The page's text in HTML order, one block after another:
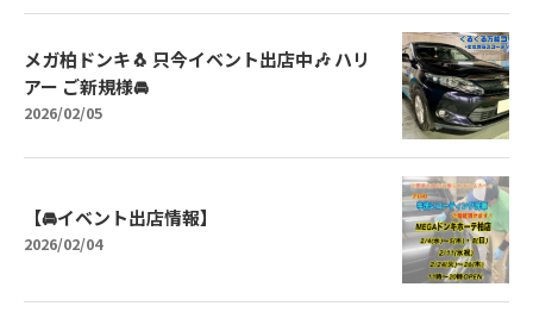
メガ柏ドンキ🐧 只今イベント出店中🎶 ハリ
アー ご新規様🚘
2026/02/05
【🚘イベント出店情報】
2026/02/04